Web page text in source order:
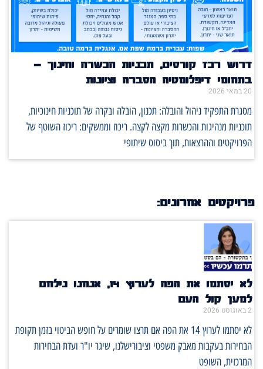
דרוש רכז קורסים, תכניות הכשרה וחינוך –
בתחומי דיפלומטיה הסברה וציונות
20 במאי 2026
מסגרת התפקיד ניהול והובלה: תכנון, הובלה ובקרה של תוכניות חינוכיות,
תוכניות מנהיגות והכשרות מקצה לקצה. ריכוז וממשקים: ריכוז השוטף של
הפרויקטים וההרצאות, תוך ביסוס שיתופי
פרויקטים אחרונים:
לא יסתמו את הפה לערוץ 14, אנחנו נילחם
למען קול העם
2 באוגוסט 2026
לא יסתמו לערוץ 14 את הפה אם תרצו שומרים על חופש הביטוי בזמן תקופת
הבחירות בעקבות מאבק משפטי וציבורישלנו, שיגר יו"ר ועדת הבחירות
המרכזית, השופט